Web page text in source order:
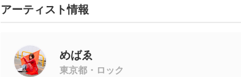
アーティスト情報
めばゑ
東京都・ロック